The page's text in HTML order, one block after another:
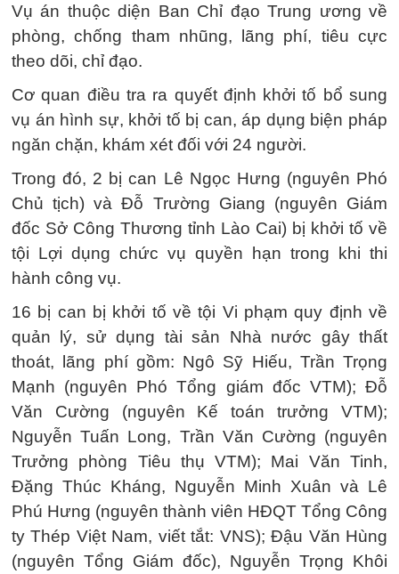
Vụ án thuộc diện Ban Chỉ đạo Trung ương về
phòng, chống tham nhũng, lãng phí, tiêu cực
theo dõi, chỉ đạo.
Cơ quan điều tra ra quyết định khởi tố bổ sung
vụ án hình sự, khởi tố bị can, áp dụng biện pháp
ngăn chặn, khám xét đối với 24 người.
Trong đó, 2 bị can Lê Ngọc Hưng (nguyên Phó
Chủ tịch) và Đỗ Trường Giang (nguyên Giám
đốc Sở Công Thương tỉnh Lào Cai) bị khởi tố về
tội Lợi dụng chức vụ quyền hạn trong khi thi
hành công vụ.
16 bị can bị khởi tố về tội Vi phạm quy định về
quản lý, sử dụng tài sản Nhà nước gây thất
thoát, lãng phí gồm: Ngô Sỹ Hiếu, Trần Trọng
Mạnh (nguyên Phó Tổng giám đốc VTM); Đỗ
Văn Cường (nguyên Kế toán trưởng VTM);
Nguyễn Tuấn Long, Trần Văn Cường (nguyên
Trưởng phòng Tiêu thụ VTM); Mai Văn Tinh,
Đặng Thúc Kháng, Nguyễn Minh Xuân và Lê
Phú Hưng (nguyên thành viên HĐQT Tổng Công
ty Thép Việt Nam, viết tắt: VNS); Đậu Văn Hùng
(nguyên Tổng Giám đốc), Nguyễn Trọng Khôi